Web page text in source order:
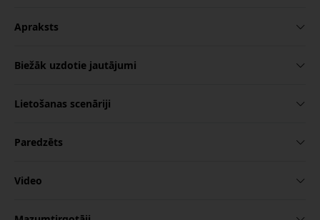
Apraksts
Biežāk uzdotie jautājumi
Lietošanas scenāriji
Paredzēts
Video